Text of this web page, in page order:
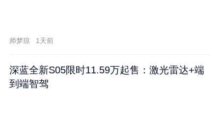
师梦琼 1天前
深蓝全新S05限时11.59万起售：激光雷达+端
到端智驾